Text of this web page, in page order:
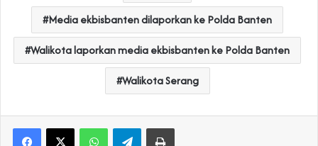
Media ekbisbanten dilaporkan ke Polda Banten
Walikota laporkan media ekbisbanten ke Polda Banten
Walikota Serang
WhatsAppTelegramPrint